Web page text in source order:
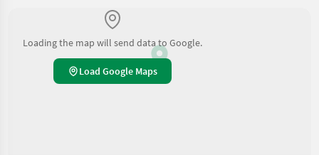
Loading the map will send data to Google.
Load Google Maps